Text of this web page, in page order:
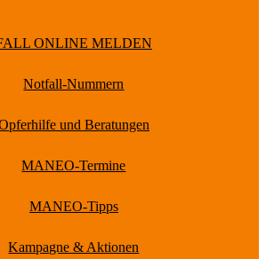
ONLINE MELDEN
Notfall-Nummern
und Beratungen
MANEO-Termine
MANEO-Tipps
Kampagne & Aktionen